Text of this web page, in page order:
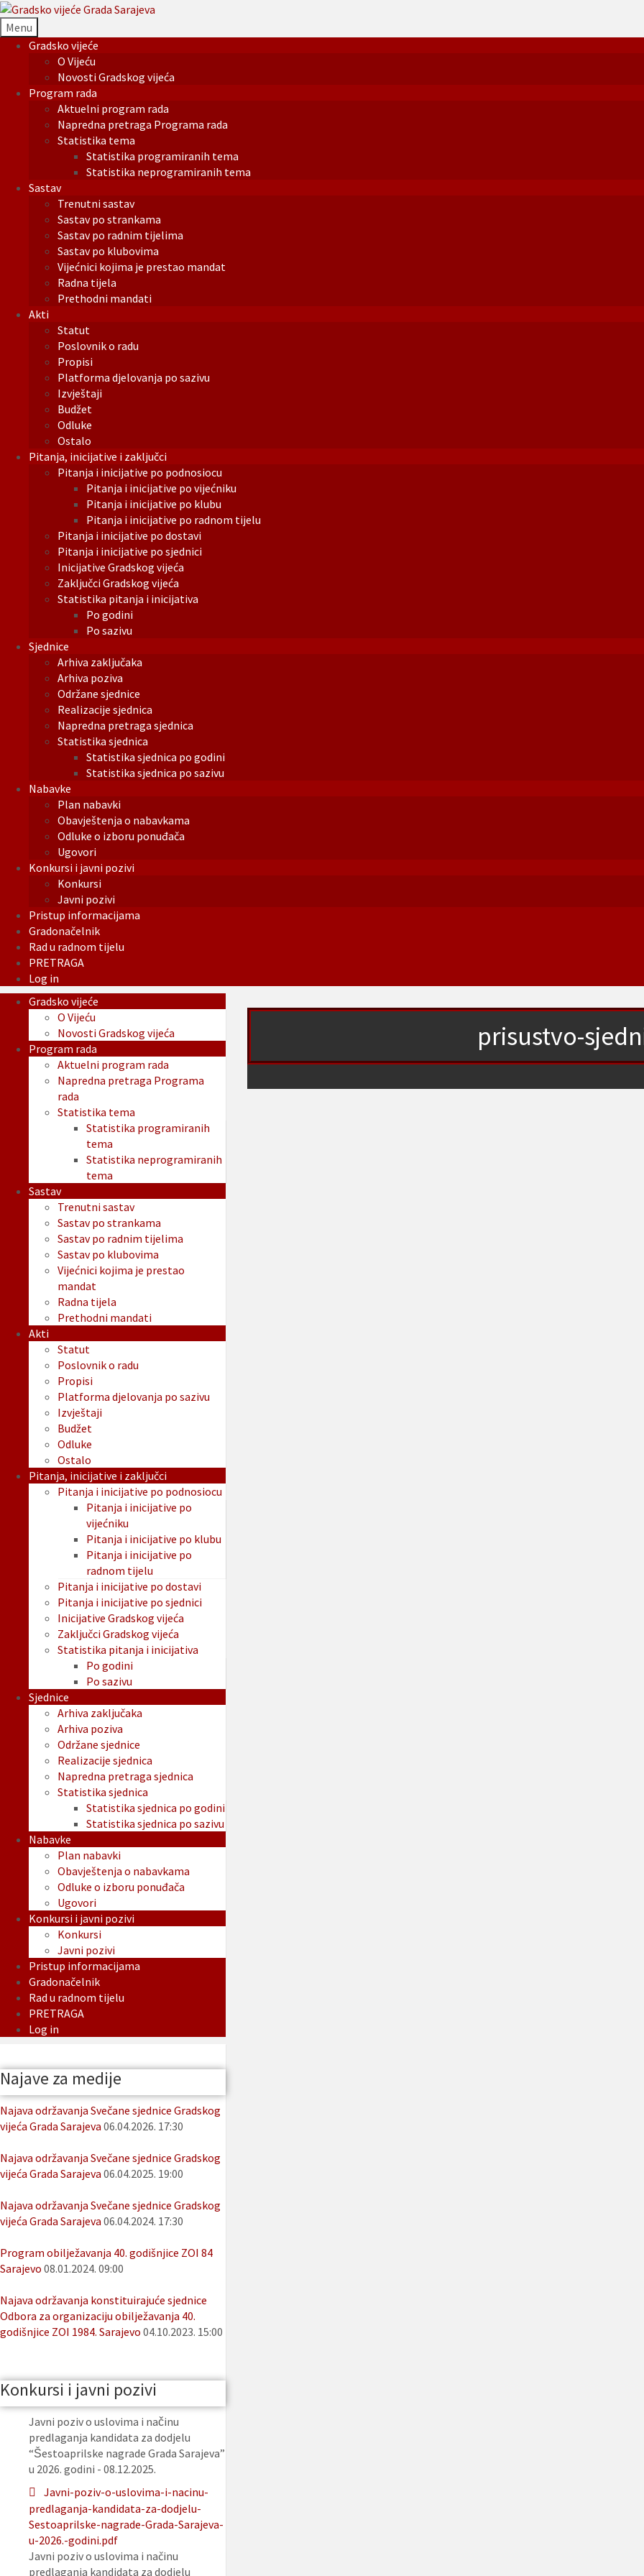
Menu
Gradsko vijeće
O Vijeću
Novosti Gradskog vijeća
Program rada
Aktuelni program rada
Napredna pretraga Programa rada
Statistika tema
Statistika programiranih tema
Statistika neprogramiranih tema
Sastav
Trenutni sastav
Sastav po strankama
Sastav po radnim tijelima
Sastav po klubovima
Vijećnici kojima je prestao mandat
Radna tijela
Prethodni mandati
Akti
Statut
Poslovnik o radu
Propisi
Platforma djelovanja po sazivu
Izvještaji
Budžet
Odluke
Ostalo
Pitanja, inicijative i zaključci
Pitanja i inicijative po podnosiocu
Pitanja i inicijative po vijećniku
Pitanja i inicijative po klubu
Pitanja i inicijative po radnom tijelu
Pitanja i inicijative po dostavi
Pitanja i inicijative po sjednici
Inicijative Gradskog vijeća
Zaključci Gradskog vijeća
Statistika pitanja i inicijativa
Po godini
Po sazivu
Sjednice
Arhiva zaključaka
Arhiva poziva
Održane sjednice
Realizacije sjednica
Napredna pretraga sjednica
Statistika sjednica
Statistika sjednica po godini
Statistika sjednica po sazivu
Nabavke
Plan nabavki
Obavještenja o nabavkama
Odluke o izboru ponuđača
Ugovori
Konkursi i javni pozivi
Konkursi
Javni pozivi
Pristup informacijama
Gradonačelnik
Rad u radnom tijelu
PRETRAGA
Log in
prisustvo-
Gradsko vijeće
O Vijeću
Novosti Gradskog vijeća
Program rada
Aktuelni program rada
Napredna pretraga Programa
rada
Statistika tema
Statistika programiranih
tema
Statistika neprogramiranih
tema
Sastav
Trenutni sastav
Sastav po strankama
Sastav po radnim tijelima
Sastav po klubovima
Vijećnici kojima je prestao
mandat
Radna tijela
Prethodni mandati
Akti
Statut
Poslovnik o radu
Propisi
Platforma djelovanja po sazivu
Izvještaji
Budžet
Odluke
Ostalo
Pitanja, inicijative i zaključci
Pitanja i inicijative po podnosiocu
Pitanja i inicijative po
vijećniku
Pitanja i inicijative po klubu
Pitanja i inicijative po
radnom tijelu
Pitanja i inicijative po dostavi
Pitanja i inicijative po sjednici
Inicijative Gradskog vijeća
Zaključci Gradskog vijeća
Statistika pitanja i inicijativa
Po godini
Po sazivu
Sjednice
Arhiva zaključaka
Arhiva poziva
Održane sjednice
Realizacije sjednica
Napredna pretraga sjednica
Statistika sjednica
Statistika sjednica po godini
Statistika sjednica po sazivu
Nabavke
Plan nabavki
Obavještenja o nabavkama
Odluke o izboru ponuđača
Ugovori
Konkursi i javni pozivi
Konkursi
Javni pozivi
Pristup informacijama
Gradonačelnik
Rad u radnom tijelu
PRETRAGA
Log in
Najave za medije
Najava održavanja Svečane sjednice Gradskog
vijeća Grada Sarajeva 06.04.2026. 17:30
Najava održavanja Svečane sjednice Gradskog
vijeća Grada Sarajeva 06.04.2025. 19:00
Najava održavanja Svečane sjednice Gradskog
vijeća Grada Sarajeva 06.04.2024. 17:30
Program obilježavanja 40. godišnjice ZOI 84
Sarajevo 08.01.2024. 09:00
Najava održavanja konstituirajuće sjednice
Odbora za organizaciju obilježavanja 40.
godišnjice ZOI 1984. Sarajevo 04.10.2023. 15:00
Konkursi i javni pozivi
Javni poziv o uslovima i načinu
predlaganja kandidata za dodjelu
“Šestoaprilske nagrade Grada Sarajeva”
u 2026. godini - 08.12.2025.
Javni-poziv-o-uslovima-i-nacinu-
predlaganja-kandidata-za-dodjelu-
Sestoaprilske-nagrade-Grada-Sarajeva-
u-2026.-godini.pdf
Javni poziv o uslovima i načinu
predlaganja kandidata za dodjelu